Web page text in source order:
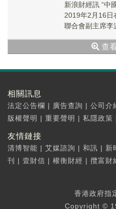
新浪財經訊 “中
2019年2月16日
聯合會副主席李
查
相關訊息
法定公告欄 | 廣告查詢 | 公司介
版權聲明 | 重要聲明 | 私隱政策
友情鏈接
清博智能 | 艾媒諮詢 | 和訊 | 新
刊
| 壹財信 | 權衡財經 | 攬富財
香港政府指
Copyright ©